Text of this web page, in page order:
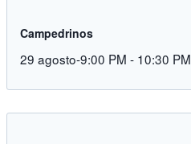
Campedrinos
29 agosto-9:00 PM - 10:30 PM